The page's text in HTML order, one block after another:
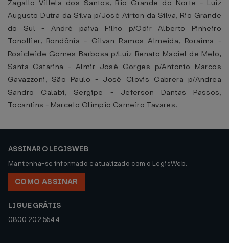
Zagallo Villela dos Santos, Rio Grande do Norte - Luiz
Augusto Dutra da Silva p/José Airton da Silva, Rio Grande
do Sul - André paiva Filho p/Odir Alberto Pinheiro
Tonollier, Rondônia - Gilvan Ramos Almeida, Roraima -
Rosicleide Gomes Barbosa p/Luiz Renato Maciel de Melo,
Santa Catarina - Almir José Gorges p/Antonio Marcos
Gavazzoni, São Paulo - José Clovis Cabrera p/Andrea
Sandro Calabi, Sergipe - Jeferson Dantas Passos,
Tocantins - Marcelo Olimpio Carneiro Tavares.
ASSINAR O LEGISWEB
Mantenha-se informado e atualizado com o LegisWeb.
COMO ASSINAR
LIGUE GRÁTIS
0800 202 5544